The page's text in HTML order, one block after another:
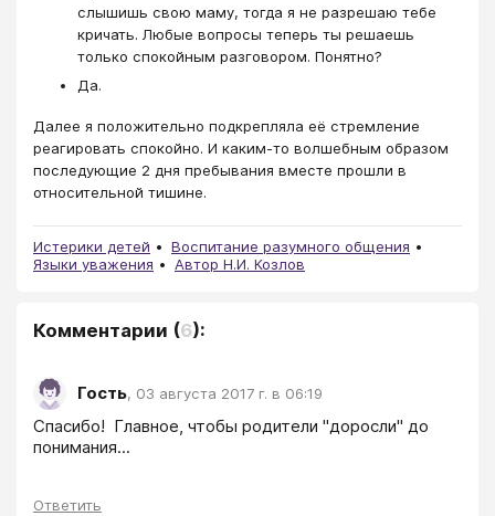
слышишь свою маму, тогда я не разрешаю тебе
кричать. Любые вопросы теперь ты решаешь
только спокойным разговором. Понятно?
Да.
Далее я положительно подкрепляла её стремление
реагировать спокойно. И каким-то волшебным образом
последующие 2 дня пребывания вместе прошли в
относительной тишине.
Истерики детей
Воспитание разумного общения
Языки уважения
Автор Н.И. Козлов
Комментарии (6):
Гость, 03 августа 2017 г. в 06:19
Спасибо!  Главное, чтобы родители "доросли" до
понимания...
Ответить